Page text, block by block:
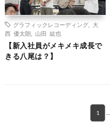
グラフィックレコーディング
大
西 優太朗
山田 紘也
【新入社員がメキメキ成長で
きる八尾は？】
1